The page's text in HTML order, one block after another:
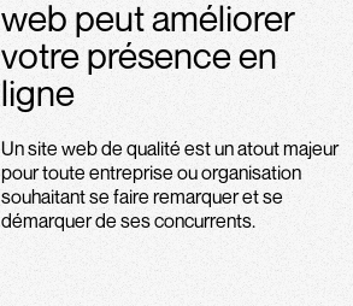
web peut améliorer
votre présence en
ligne
Un site web de qualité est un atout majeur
pour toute entreprise ou organisation
souhaitant se faire remarquer et se
démarquer de ses concurrents.